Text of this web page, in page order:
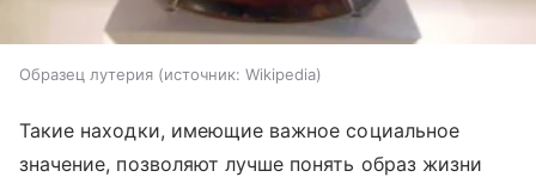
Образец лутерия источник: Wikipedia
Такие находки, имеющие важное социальное
значение, позволяют лучше понять образ жизни